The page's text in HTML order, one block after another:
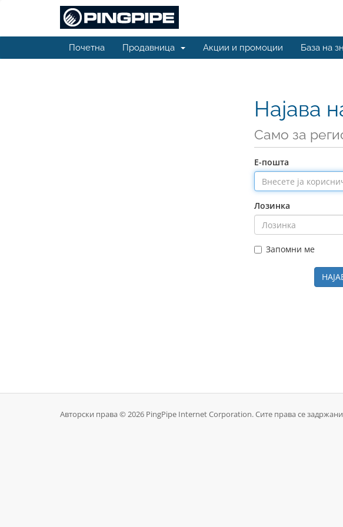
Почетна Продавница Акции и промоции База на
Најава
Само за
Е-пошта
Лозинка
Запомни ме
Авторски права © 2026 PingPipe Internet Corporation. Сите права се